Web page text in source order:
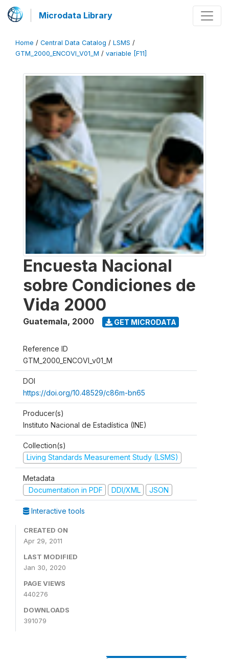
Microdata Library
Home / Central Data Catalog / LSMS /
GTM_2000_ENCOVI_V01_M / variable [F11]
Encuesta Nacional
sobre Condiciones de
Vida 2000
Guatemala, 2000 GET MICRODATA
Reference ID
GTM_2000_ENCOVI_v01_M
DOI
https://doi.org/10.48529/c86m-bn65
Producer(s)
Instituto Nacional de Estadística (INE)
Collection(s)
Living Standards Measurement Study (LSMS)
Metadata
Documentation in PDF
DDI/XML JSON
Interactive tools
CREATED ON
Apr 29, 2011
LAST MODIFIED
Jan 30, 2020
PAGE VIEWS
440276
DOWNLOADS
391079